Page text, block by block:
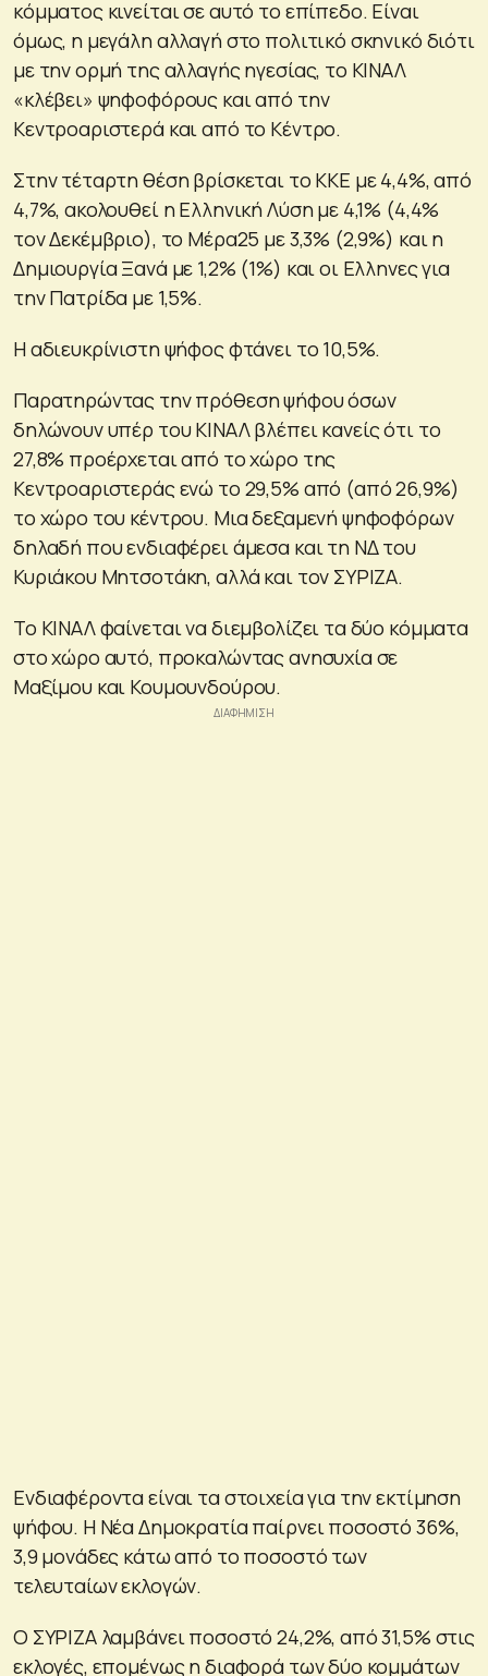
κόμματος κινείται σε αυτό το επίπεδο. Είναι
όμως, η μεγάλη αλλαγή στο πολιτικό σκηνικό διότι
με την ορμή της αλλαγής ηγεσίας, το ΚΙΝΑΛ
«κλέβει» ψηφοφόρους και από την
Κεντροαριστερά και από το Κέντρο.
Στην τέταρτη θέση βρίσκεται το ΚΚΕ με 4,4%, από
4,7%, ακολουθεί η Ελληνική Λύση με 4,1% (4,4%
τον Δεκέμβριο), το Μέρα25 με 3,3% (2,9%) και η
Δημιουργία Ξανά με 1,2% (1%) και οι Ελληνες για
την Πατρίδα με 1,5%.
Η αδιευκρίνιστη ψήφος φτάνει το 10,5%.
Παρατηρώντας την πρόθεση ψήφου όσων
δηλώνουν υπέρ του ΚΙΝΑΛ βλέπει κανείς ότι το
27,8% προέρχεται από το χώρο της
Κεντροαριστεράς ενώ το 29,5% από (από 26,9%)
το χώρο του κέντρου. Μια δεξαμενή ψηφοφόρων
δηλαδή που ενδιαφέρει άμεσα και τη ΝΔ του
Κυριάκου Μητσοτάκη, αλλά και τον ΣΥΡΙΖΑ.
Το ΚΙΝΑΛ φαίνεται να διεμβολίζει τα δύο κόμματα
στο χώρο αυτό, προκαλώντας ανησυχία σε
Μαξίμου και Κουμουνδούρου.
Ενδιαφέροντα είναι τα στοιχεία για την εκτίμηση
ψήφου. Η Νέα Δημοκρατία παίρνει ποσοστό 36%,
3,9 μονάδες κάτω από το ποσοστό των
τελευταίων εκλογών.
Ο ΣΥΡΙΖΑ λαμβάνει ποσοστό 24,2%, από 31,5% στις
εκλογές, επομένως η διαφορά των δύο κομμάτων